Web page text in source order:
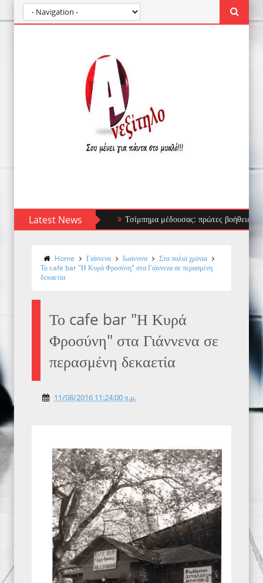
Latest News Τσίμπημα μέδουσας: πρώτες βοήθειες, τι να
Home Γιάννενα Ιωάννινα
Στα παλιά χρόνια
Το cafe bar "Η Κυρά Φροσύνη" στα Γιάννενα σε περασμένη
δεκαετία
Το cafe bar "Η Κυρά
Φροσύνη" στα Γιάννενα σε
περασμένη δεκαετία
11/08/2016 11:24:00 π.μ.